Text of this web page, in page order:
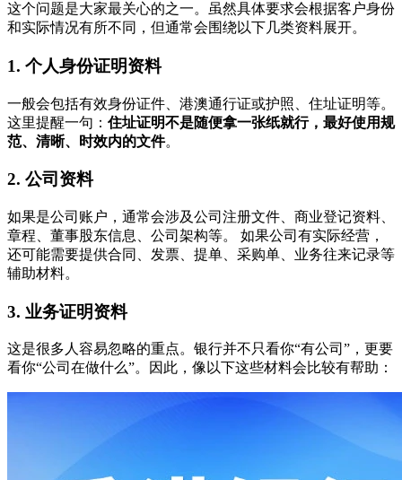
这个问题是大家最关心的之一。虽然具体要求会根据客户身份
和实际情况有所不同，但通常会围绕以下几类资料展开。
1. 个人身份证明资料
一般会包括有效身份证件、港澳通行证或护照、住址证明等。
这里提醒一句： 住址证明不是随便拿一张纸就行，最好使用规
范、清晰、时效内的文件。
2. 公司资料
如果是公司账户，通常会涉及公司注册文件、商业登记资料、
章程、董事股东信息、公司架构等。 如果公司有实际经营，
还可能需要提供合同、发票、提单、采购单、业务往来记录等
辅助材料。
3. 业务证明资料
这是很多人容易忽略的重点。银行并不只看你“有公司”，更要
看你“公司在做什么”。因此，像以下这些材料会比较有帮助：